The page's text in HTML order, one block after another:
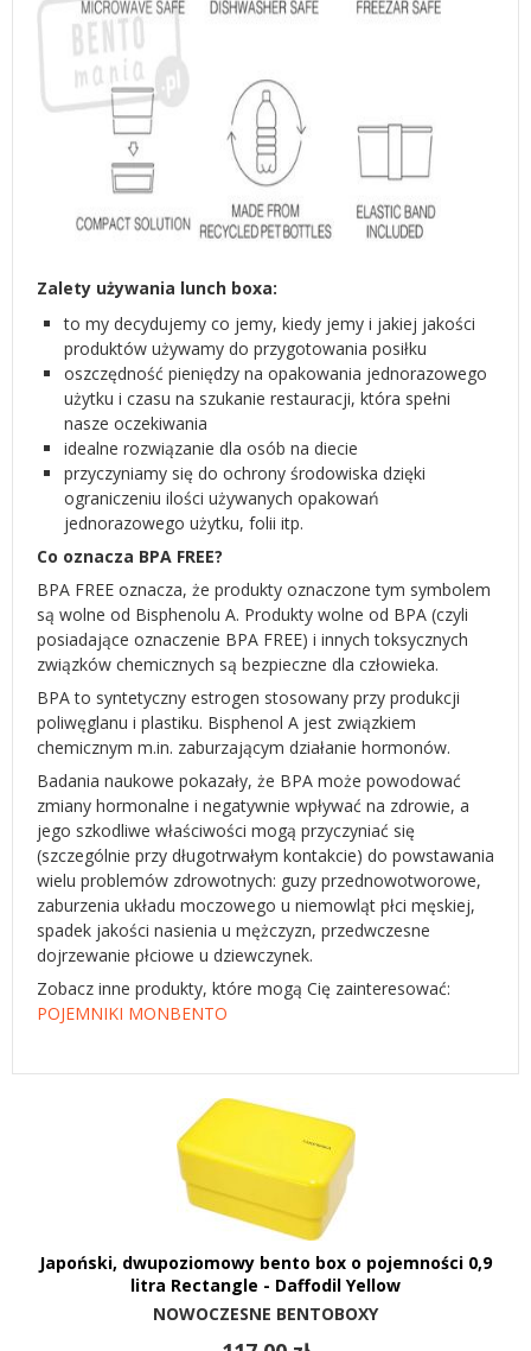
Zalety używania lunch boxa:
to my decydujemy co jemy, kiedy jemy i jakiej jakości
produktów używamy do przygotowania posiłku
oszczędność pieniędzy na opakowania jednorazowego
użytku i czasu na szukanie restauracji, która spełni
nasze oczekiwania
idealne rozwiązanie dla osób na diecie
przyczyniamy się do ochrony środowiska dzięki
ograniczeniu ilości używanych opakowań
jednorazowego użytku, folii itp.
Co oznacza BPA FREE?
BPA FREE oznacza, że produkty oznaczone tym symbolem
są wolne od Bisphenolu A. Produkty wolne od BPA (czyli
posiadające oznaczenie BPA FREE) i innych toksycznych
związków chemicznych są bezpieczne dla człowieka.
BPA to syntetyczny estrogen stosowany przy produkcji
poliwęglanu i plastiku. Bisphenol A jest związkiem
chemicznym m.in. zaburzającym działanie hormonów.
Badania naukowe pokazały, że BPA może powodować
zmiany hormonalne i negatywnie wpływać na zdrowie, a
jego szkodliwe właściwości mogą przyczyniać się
(szczególnie przy długotrwałym kontakcie) do powstawania
wielu problemów zdrowotnych: guzy przednowotworowe,
zaburzenia układu moczowego u niemowląt płci męskiej,
spadek jakości nasienia u mężczyzn, przedwczesne
dojrzewanie płciowe u dziewczynek.
Zobacz inne produkty, które mogą Cię zainteresować:
POJEMNIKI MONBENTO
Japoński, dwupoziomowy bento box o pojemności 0,9
litra Rectangle - Daffodil Yellow
NOWOCZESNE BENTOBOXY